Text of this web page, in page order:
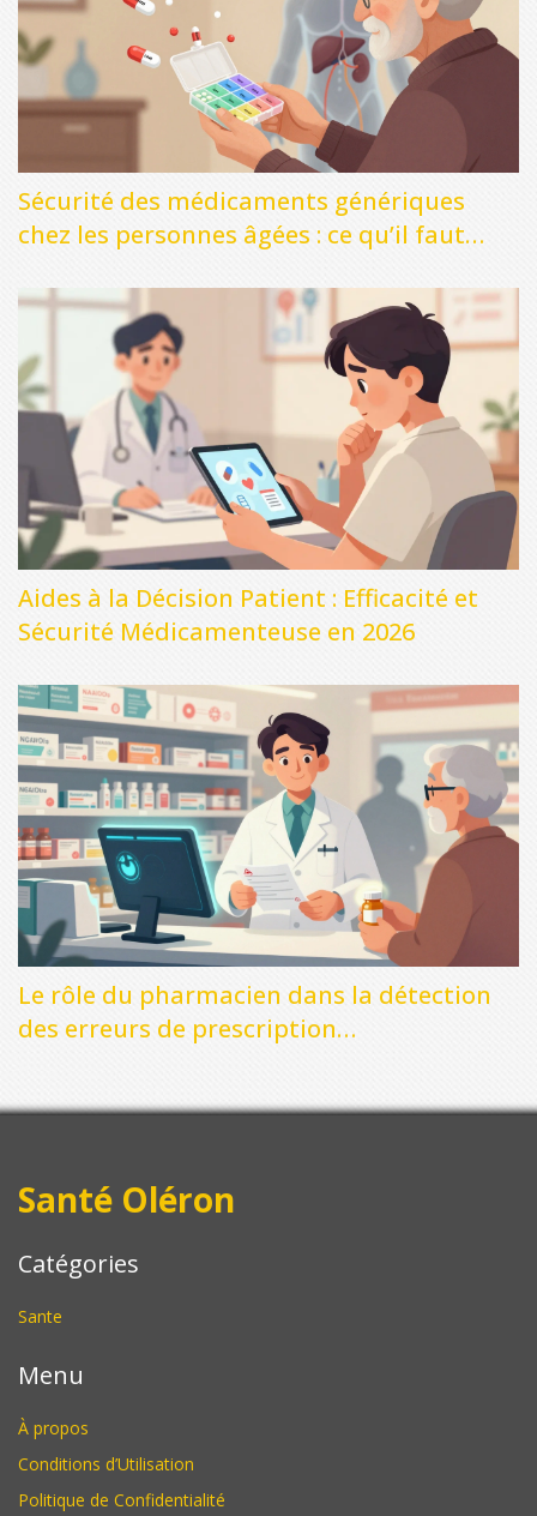
Sécurité des médicaments génériques
chez les personnes âgées : ce qu’il faut
Aides à la Décision Patient : Efficacité et
Sécurité Médicamenteuse en 2026
Le rôle du pharmacien dans la détection
des erreurs de prescription
Santé Oléron
Catégories
Sante
Menu
À propos
Conditions d’Utilisation
Politique de Confidentialité